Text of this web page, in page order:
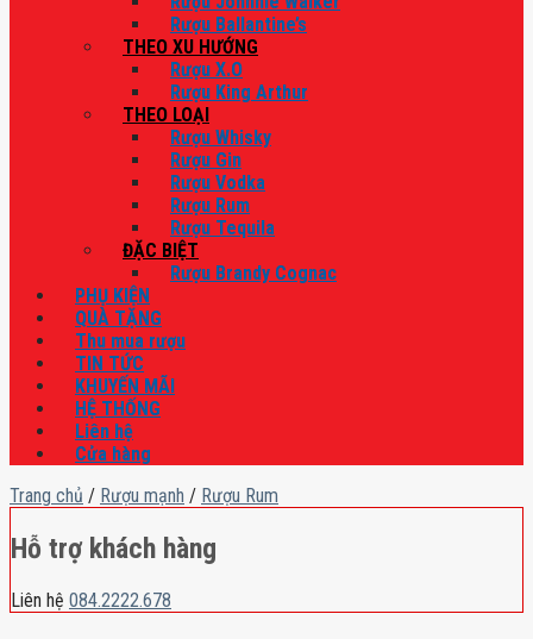
Rượu Ballantine’s
THEO XU HƯỚNG
Rượu X.O
Rượu King Arthur
THEO LOẠI
Rượu Whisky
Rượu Gin
Rượu Vodka
Rượu Rum
Rượu Tequila
ĐẶC BIỆT
Rượu Brandy Cognac
PHỤ KIỆN
QUÀ TẶNG
Thu mua rượu
TIN TỨC
KHUYẾN MÃI
HỆ THỐNG
Liên hệ
Cửa hàng
Trang chủ / Rượu mạnh / Rượu Rum
Hỗ trợ khách hàng
Liên hệ 084.2222.678